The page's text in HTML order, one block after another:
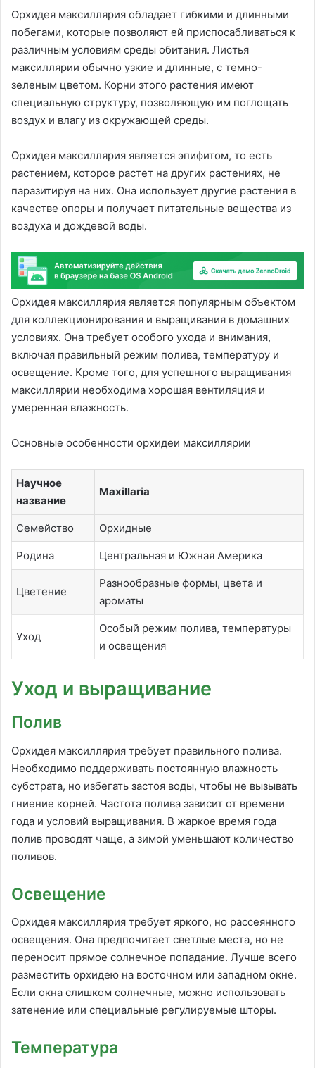
Орхидея максиллярия обладает гибкими и длинными
побегами, которые позволяют ей приспосабливаться к
различным условиям среды обитания. Листья
максиллярии обычно узкие и длинные, с темно-
зеленым цветом. Корни этого растения имеют
специальную структуру, позволяющую им поглощать
воздух и влагу из окружающей среды.
Орхидея максиллярия является эпифитом, то есть
растением, которое растет на других растениях, не
паразитируя на них. Она использует другие растения в
качестве опоры и получает питательные вещества из
воздуха и дождевой воды.
Орхидея максиллярия является популярным объектом
для коллекционирования и выращивания в домашних
условиях. Она требует особого ухода и внимания,
включая правильный режим полива, температуру и
освещение. Кроме того, для успешного выращивания
максиллярии необходима хорошая вентиляция и
умеренная влажность.
Основные особенности орхидеи максиллярии
Научное
название
Maxillaria
Семейство Орхидные
Родина Центральная и Южная Америка
Цветение
Разнообразные формы, цвета и
ароматы
Уход
Особый режим полива, температуры
и освещения
Уход и выращивание
Полив
Орхидея максиллярия требует правильного полива.
Необходимо поддерживать постоянную влажность
субстрата, но избегать застоя воды, чтобы не вызывать
гниение корней. Частота полива зависит от времени
года и условий выращивания. В жаркое время года
полив проводят чаще, а зимой уменьшают количество
поливов.
Освещение
Орхидея максиллярия требует яркого, но рассеянного
освещения. Она предпочитает светлые места, но не
переносит прямое солнечное попадание. Лучше всего
разместить орхидею на восточном или западном окне.
Если окна слишком солнечные, можно использовать
затенение или специальные регулируемые шторы.
Температура